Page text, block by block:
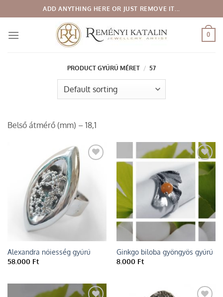
to
content
ADD ANYTHING HERE OR JUST REMOVE IT...
0
PRODUCT GYŰRŰ MÉRET / 57
Belső átmérő (mm) – 18,1
Alexandra nőiesség gyűrű
58.000 Ft
Add to
wishlist
Ginkgo biloba gyöngyös gyűrű
8.000 Ft